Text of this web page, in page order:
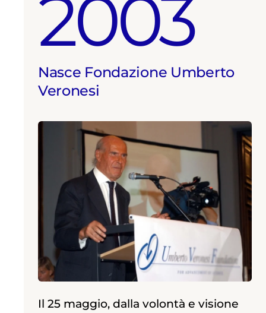
2003
Nasce Fondazione Umberto
Veronesi
Il 25 maggio, dalla volontà e visione